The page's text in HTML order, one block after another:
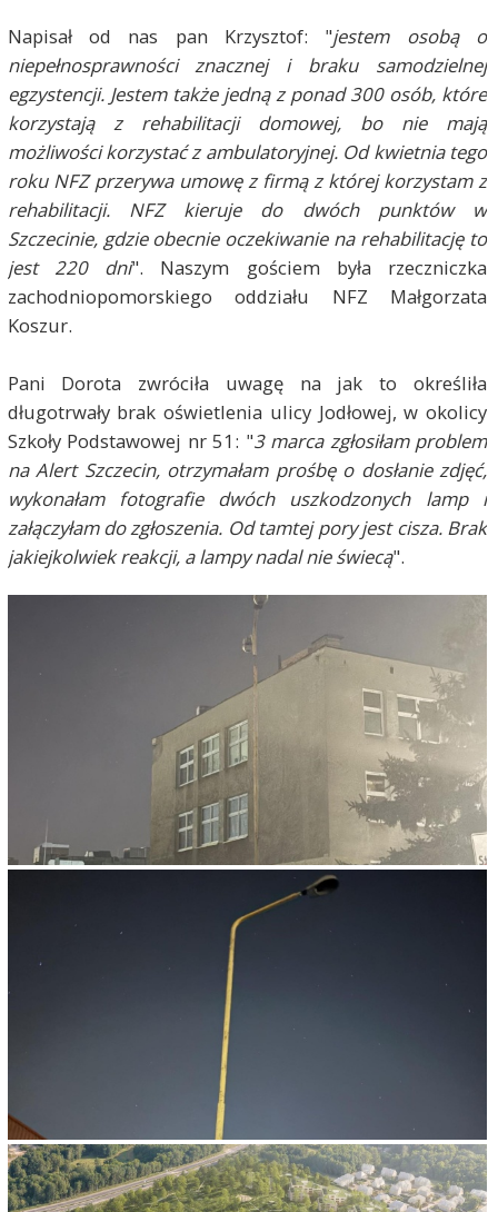
Napisał od nas pan Krzysztof: "jestem osobą o
niepełnosprawności znacznej i braku samodzielnej
egzystencji. Jestem także jedną z ponad 300 osób, które
korzystają z rehabilitacji domowej, bo nie mają
możliwości korzystać z ambulatoryjnej. Od kwietnia tego
roku NFZ przerywa umowę z firmą z której korzystam z
rehabilitacji. NFZ kieruje do dwóch punktów w
Szczecinie, gdzie obecnie oczekiwanie na rehabilitację to
jest 220 dni". Naszym gościem była rzeczniczka
zachodniopomorskiego oddziału NFZ Małgorzata
Koszur.
Pani Dorota zwróciła uwagę na jak to określiła
długotrwały brak oświetlenia ulicy Jodłowej, w okolicy
Szkoły Podstawowej nr 51: "3 marca zgłosiłam problem
na Alert Szczecin, otrzymałam prośbę o dosłanie zdjęć,
wykonałam fotografie dwóch uszkodzonych lamp i
załączyłam do zgłoszenia. Od tamtej pory jest cisza. Brak
jakiejkolwiek reakcji, a lampy nadal nie świecą".